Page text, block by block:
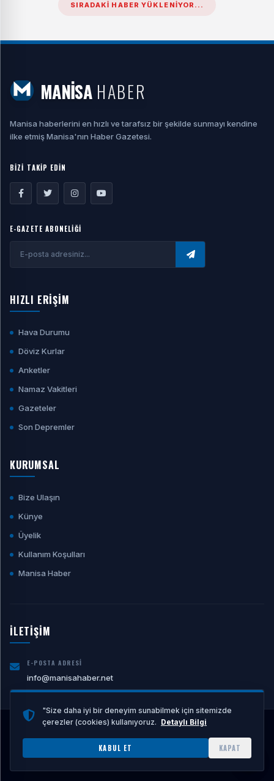
SIRADAKI HABER YÜKLENIYOR...
MANİSA HABER
Manisa haberlerini en hızlı ve tarafsız bir şekilde sunmayı kendine
ilke etmiş Manisa'nın Haber Gazetesi.
BİZİ TAKİP EDİN
E-GAZETE ABONELİĞİ
HIZLI ERİŞİM
Hava Durumu
Döviz Kurlar
Anketler
Namaz Vakitleri
Gazeteler
Son Depremler
KURUMSAL
Bize Ulaşın
Künye
Üyelik
Kullanım Koşulları
Manisa Haber
İLETİŞİM
E-POSTA ADRESI
info@manisahaber.net
© 2026 Manisahaber.net Tüm hakları saklıdır.
KÜNYE SITEMAP / RSS
"Size daha iyi bir deneyim sunabilmek için sitemizde
çerezler (cookies) kullanıyoruz. Detaylı Bilgi
KABUL ET KAPAT